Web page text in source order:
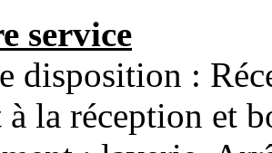
service
disposition :
la réception et